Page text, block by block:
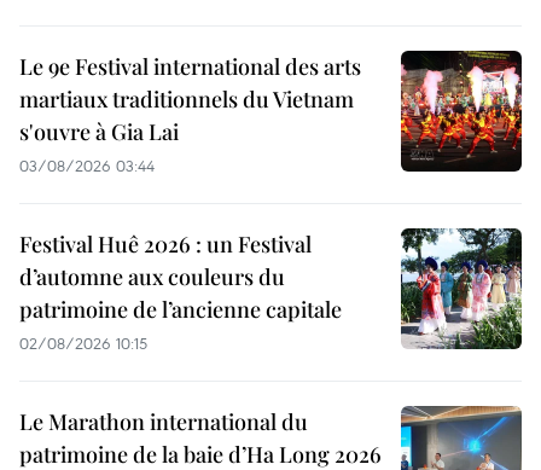
Le 9e Festival international des arts
martiaux traditionnels du Vietnam
s'ouvre à Gia Lai
03/08/2026 03:44
Festival Huê 2026 : un Festival
d’automne aux couleurs du
patrimoine de l’ancienne capitale
02/08/2026 10:15
Le Marathon international du
patrimoine de la baie d’Ha Long 2026